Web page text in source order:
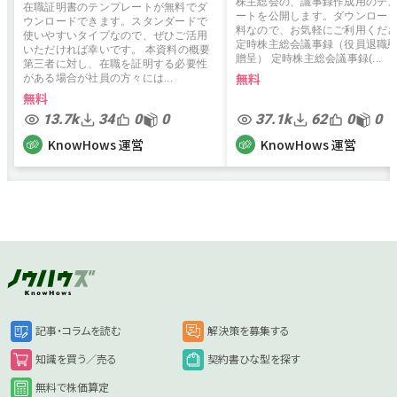
在職証明書のテンプレートが無料でダ
ウンロードできます。スタンダードで
使いやすいタイプなので、ぜひご活用
いただければ幸いです。 本資料の概要
第三者に対し、在職を証明する必要性
がある場合が社員の方々には...
無料
13.7k 34 0 0
KnowHows 運営
ートを公開します。ダウンロー
料なので、お気軽にご利用くだ
定時株主総会議事録（役員退職
贈呈） 定時株主総会議事録(...
無料
37.1k 62 0 0
KnowHows 運営
記事・コラムを読む 解決策を募集する
知識を買う／売る 契約書ひな型を探す
無料で株価算定